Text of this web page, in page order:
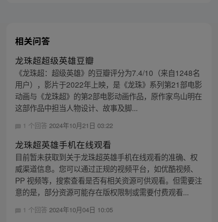
相关问答
龙珠超超级英雄豆瓣
《龙珠超：超级英雄》的豆瓣评分为7.4/10（来自1248名
用户），影片于2022年上映，是《龙珠》系列第21部电影
动画与《龙珠超》的第2部电影动画作品，原作家鸟山明在
这部作品中担当人物设计、故事及脚...
1 个回答 2024年10月21日 03:22
龙珠超英雄手机在线观看
目前暂未获取到关于龙珠超英雄手机在线观看的准确、权
威渠道信息。您可以通过正规的视频平台，如优酷视频、
PP 视频等，搜索查看是否有相关资源可供观看。但需要注
意的是，部分资源可能存在版权限制或需要付费观看...
1 个回答 2024年10月04日 10:05